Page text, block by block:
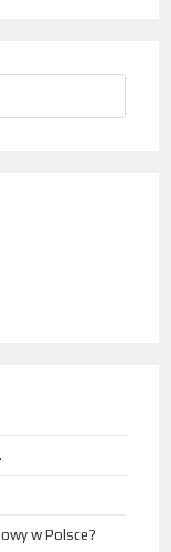
w Polsce?